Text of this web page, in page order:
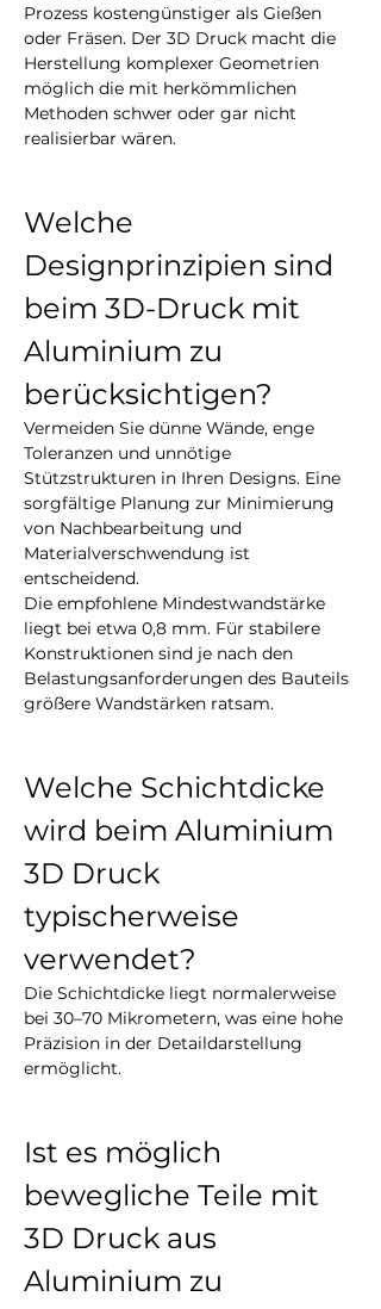
Prozess kostengünstiger als Gießen
oder Fräsen. Der 3D Druck macht die
Herstellung komplexer Geometrien
möglich die mit herkömmlichen
Methoden schwer oder gar nicht
realisierbar wären.
Welche
Designprinzipien sind
beim 3D-Druck mit
Aluminium zu
berücksichtigen?
Vermeiden Sie dünne Wände, enge
Toleranzen und unnötige
Stützstrukturen in Ihren Designs. Eine
sorgfältige Planung zur Minimierung
von Nachbearbeitung und
Materialverschwendung ist
entscheidend.
Die empfohlene Mindestwandstärke
liegt bei etwa 0,8 mm. Für stabilere
Konstruktionen sind je nach den
Belastungsanforderungen des Bauteils
größere Wandstärken ratsam.
Welche Schichtdicke
wird beim Aluminium
3D Druck
typischerweise
verwendet?
Die Schichtdicke liegt normalerweise
bei 30–70 Mikrometern, was eine hohe
Präzision in der Detaildarstellung
ermöglicht.
Ist es möglich
bewegliche Teile mit
3D Druck aus
Aluminium zu